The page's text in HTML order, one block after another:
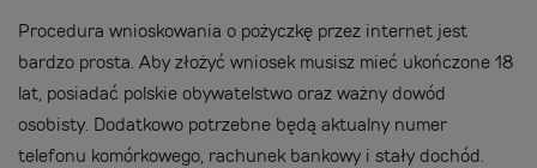
Procedura wnioskowania o pożyczkę przez internet jest
bardzo prosta. Aby złożyć wniosek musisz mieć ukończone 18
lat, posiadać polskie obywatelstwo oraz ważny dowód
osobisty. Dodatkowo potrzebne będą aktualny numer
telefonu komórkowego, rachunek bankowy i stały dochód.